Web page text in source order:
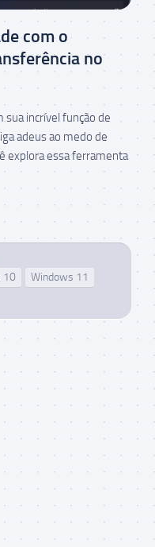
com o
no
sua incrível função de
adeus ao medo de
explora essa ferramenta
10
Windows 11